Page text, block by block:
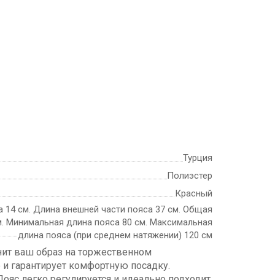
Турция
Полиэстер
Красный
14 см. Длина внешней части пояса 37 см. Общая
Минимальная длина пояса 80 см. Максимальная
длина пояса (при среднем натяжении) 120 см
ваш образ на торжественном
гарантирует комфортную посадку.